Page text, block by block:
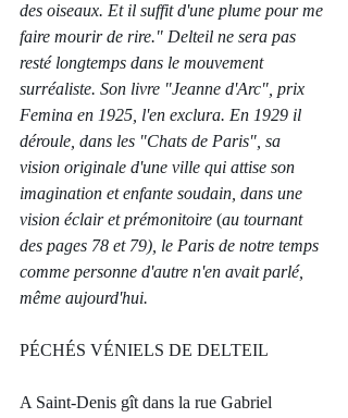
des oiseaux. Et il suffit d'une plume pour me
faire mourir de rire." Delteil ne sera pas
resté longtemps dans le mouvement
surréaliste. Son livre "Jeanne d'Arc", prix
Femina en 1925, l'en exclura. En 1929 il
déroule, dans les "Chats de Paris", sa
vision originale d'une ville qui attise son
imagination et enfante soudain, dans une
vision éclair et prémonitoire (au tournant
des pages 78 et 79), le Paris de notre temps
comme personne d'autre n'en avait parlé,
même aujourd'hui.
PÉCHÉS VÉNIELS DE DELTEIL
A Saint-Denis gît dans la rue Gabriel